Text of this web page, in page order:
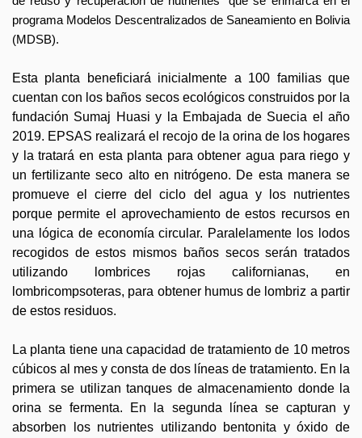
programa Modelos Descentralizados de Saneamiento en Bolivia
(MDSB).
Esta planta beneficiará inicialmente a 100 familias que
cuentan con los baños secos ecológicos construidos por la
fundación Sumaj Huasi y la Embajada de Suecia el año
2019. EPSAS realizará el recojo de la orina de los hogares
y la tratará en esta planta para obtener agua para riego y
un fertilizante seco alto en nitrógeno. De esta manera se
promueve el cierre del ciclo del agua y los nutrientes
porque permite el aprovechamiento de estos recursos en
una lógica de economía circular. Paralelamente los lodos
recogidos de estos mismos baños secos serán tratados
utilizando lombrices rojas californianas, en
lombricompsoteras, para obtener humus de lombriz a partir
de estos residuos.
La planta tiene una capacidad de tratamiento de 10 metros
cúbicos al mes y consta de dos líneas de tratamiento. En la
primera se utilizan tanques de almacenamiento donde la
orina se fermenta. En la segunda línea se capturan y
absorben los nutrientes utilizando bentonita y óxido de